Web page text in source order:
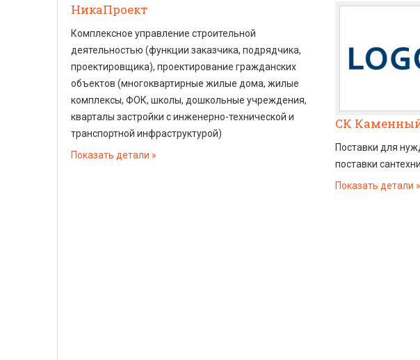
НикаПроект
Комплексное управление строительной
деятельностью (функции заказчика, подрядчика,
проектировщика), проектирование гражданских
объектов (многоквартирные жилые дома, жилые
комплексы, ФОК, школы, дошкольные учреждения,
кварталы застройки с инженерно-технической и
транспортной инфраструктурой)
Показать детали
СК
Поставки для
поставки
Показать детали